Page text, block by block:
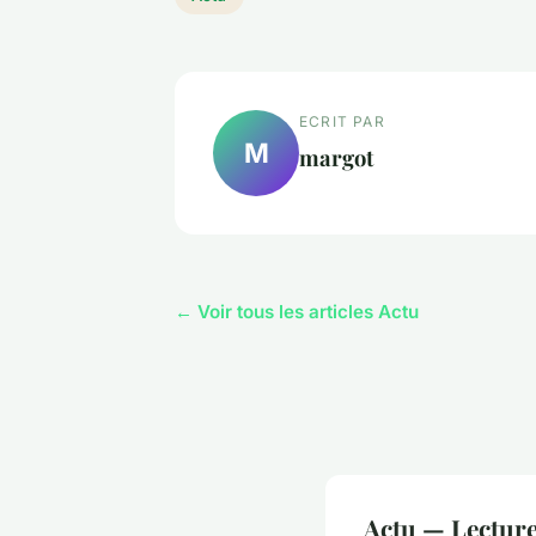
M
ECRIT PAR
margot
← Voir tous les articles Actu
Actu —